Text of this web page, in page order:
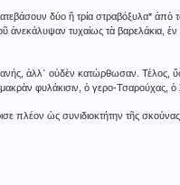
δύο ἢ τρία στραβόξυλα*
ἀνεκάλυψαν τυχαίως τὰ βαρελάκια, ἐν
ἀλλ᾿ οὐδὲν κατώρθωσαν. Τέλος,
φυλάκισιν, ὁ γερο-Τσαρούχας, ὁ
πλέον ὡς συνιδιοκτήτην τῆς